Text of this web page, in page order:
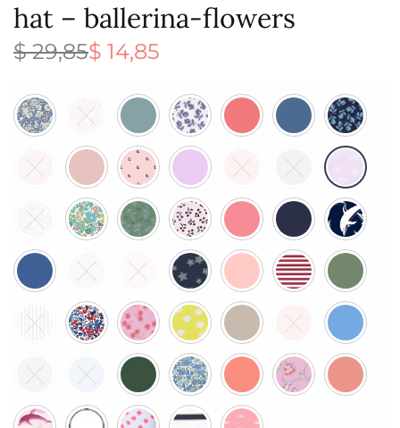
hat – ballerina-flowers
$29,85
원래 가
격:
$ 14,85
현재 가
격: